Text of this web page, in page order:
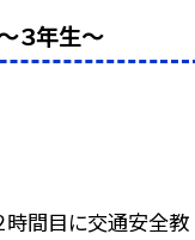
３年生〜
２時間目に交通安全教